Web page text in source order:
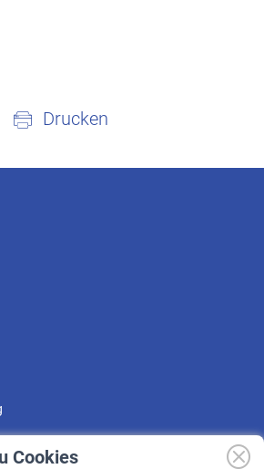
Cookies
Drucken